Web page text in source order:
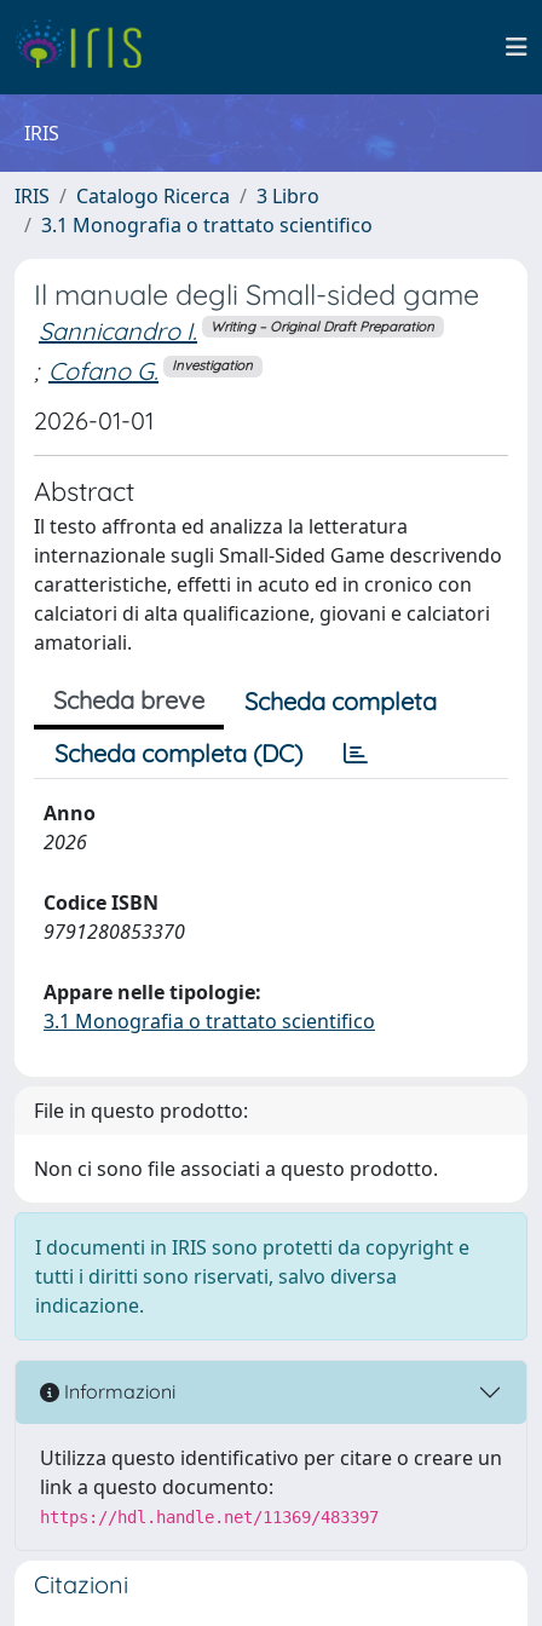
IRIS
IRIS Catalogo Ricerca
3 Libro
3.1 Monografia o trattato scientifico
Il manuale degli Small-sided game
Sannicandro I. Writing – Original Draft Preparation
; Cofano G. Investigation
2026-01-01
Abstract
Il testo affronta ed analizza la letteratura
internazionale sugli Small-Sided Game descrivendo
caratteristiche, effetti in acuto ed in cronico con
calciatori di alta qualificazione, giovani e calciatori
amatoriali.
Scheda breve
Scheda completa
Scheda completa (DC)
Anno
2026
Codice ISBN
9791280853370
Appare nelle tipologie:
3.1 Monografia o trattato scientifico
File in questo prodotto:
Non ci sono file associati a questo prodotto.
I documenti in IRIS sono protetti da copyright e
tutti i diritti sono riservati, salvo diversa
indicazione.
Informazioni
Utilizza questo identificativo per citare o creare un
link a questo documento:
https://hdl.handle.net/11369/483397
Citazioni